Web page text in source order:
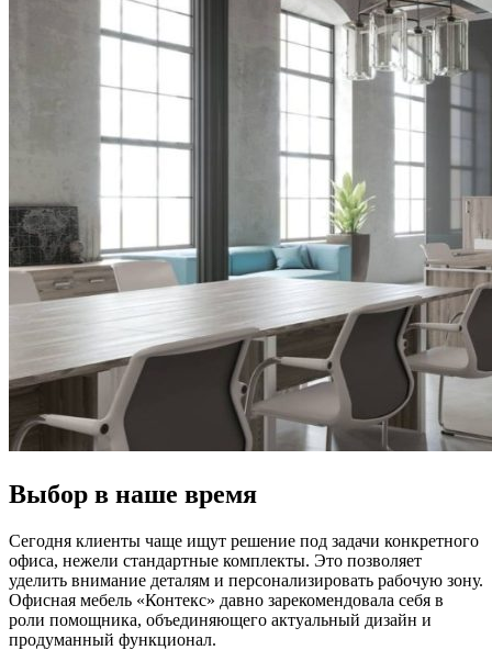
Выбор в наше время
Сегодня клиенты чаще ищут решение под задачи конкретного
офиса, нежели стандартные комплекты. Это позволяет
уделить внимание деталям и персонализировать рабочую зону.
Офисная мебель «Контекс» давно зарекомендовала себя в
роли помощника, объединяющего актуальный дизайн и
продуманный функционал.